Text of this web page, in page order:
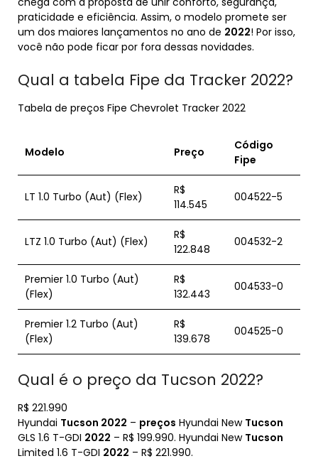
praticidade e eficiência. Assim, o modelo promete ser
um dos maiores lançamentos no ano de 2022! Por isso,
você não pode ficar por fora dessas novidades.
Qual a tabela Fipe da Tracker 2022?
Tabela de preços Fipe Chevrolet Tracker 2022
Modelo Preço
Código
Fipe
LT 1.0 Turbo (Aut) (Flex)
R$
114.545
004522-5
LTZ 1.0 Turbo (Aut) (Flex)
R$
122.848
004532-2
Premier 1.0 Turbo (Aut)
(Flex)
R$
132.443
004533-0
Premier 1.2 Turbo (Aut)
(Flex)
R$
139.678
004525-0
Qual é o preço da Tucson 2022?
R$ 221.990
Hyundai Tucson 2022 – preços Hyundai New Tucson
GLS 1.6 T-GDI 2022 – R$ 199.990. Hyundai New Tucson
Limited 1.6 T-GDI 2022 – R$ 221.990.